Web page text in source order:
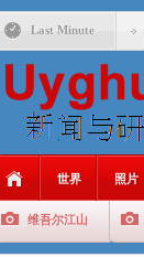
Last Minute
世界 照片
维吾尔江山